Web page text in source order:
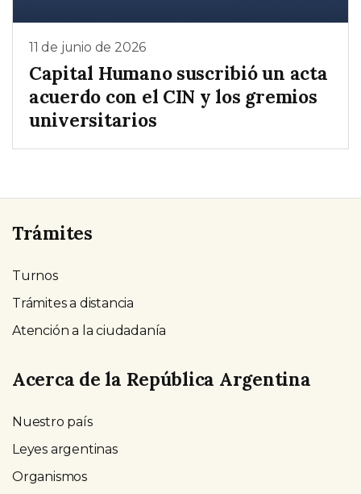
11 de junio de 2026
Capital Humano suscribió un acta
acuerdo con el CIN y los gremios
universitarios
Trámites
Turnos
Trámites a distancia
Atención a la ciudadanía
Acerca de la República Argentina
Nuestro país
Leyes argentinas
Organismos